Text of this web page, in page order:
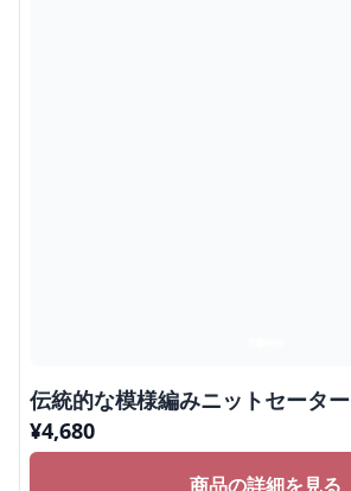
伝統的な模様編みニットセーター
¥4,680
商品の詳細を見る